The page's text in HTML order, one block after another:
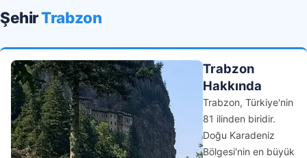
ŞehirTrabzon
Trabzon
Hakkında
Trabzon, Türkiye'nin
81 ilinden biridir.
Doğu Karadeniz
Bölgesi'nin en büyük